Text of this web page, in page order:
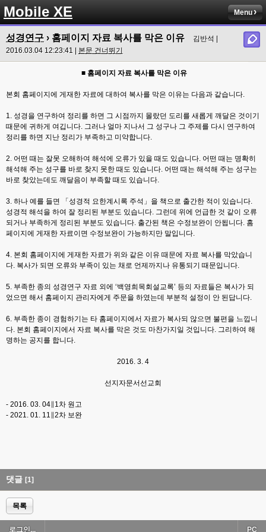
Mobile XE Menu
성경연구 › 홈페이지 자료 복사를 막은 이유
김반석 |
2016.03.04 12:23:41 | 본문 건너뛰기
■ 홈페이지 자료 복사를 막은 이유
본회 홈페이지에 게재한 자료에 대하여 복사를 막은 이유는 다음과 같습니다.
1. 성경을 연구하여 정리를 하면 그 시점까지 몰랐던 도리를 새롭게 깨달은 것이기
때문에 귀하게 여깁니다. 그러나 얼마 지나서 그 성구나 그 주제를 다시 연구하여
정리를 하면 지난 정리가 부족하고 미약합니다.
2. 어떤 때는 잘못 오해하여 해석에 오류가 있을 때도 있습니다. 어떤 때는 명확히
해석해 주는 성구를 바로 찾지 못한 때도 있습니다. 어떤 때는 해석해 주는 성구는
바로 찾았는데도 깨달음이 부족할 때도 있습니다.
3. 하나 예를 들면 「 성경적 요한계시록 주석 」 을 책으로 출간한 적이 있습니다.
성경적 해석을 하여 잘 정리된 부분도 있습니다. 그런데 위에 언급한 것 같이 오류
되거나 부족하게 정리된 부분도 있습니다. 출간된 책은 수정보완이 안됩니다. 홈
페이지에 게재한 자료이면 수정보완이 가능하지만 말입니다.
4. 본회 홈페이지에 게재한 자료가 위와 같은 이유 때문에 자료 복사를 막았습니
다. 복사가 되면 오류와 부족이 있는 채로 언제까지나 유통되기 때문입니다.
5. 부족한 종의 성경연구 자료 외에 ‘백영희목회설교록’ 등의 자료들은 복사가 되
었으면 해서 홈페이지 관리자에게 주문을 하였는데 부분적 설정이 안 된답니다.
6. 부족한 종이 경험하기는 타 홈페이지에서 자료가 복사되 않으면 불편을 느낍니
다. 본회 홈페이지에서 자료 복사를 막은 것도 마찬가지일 것입니다. 그리하여 해
명하는 공지를 합니다.
2016. 3. 4
선지자문서선교회
- 2016. 03. 04 1차 원고
- 2021. 01. 11 2차 보완
댓글 [1]
목록
로그인... PC